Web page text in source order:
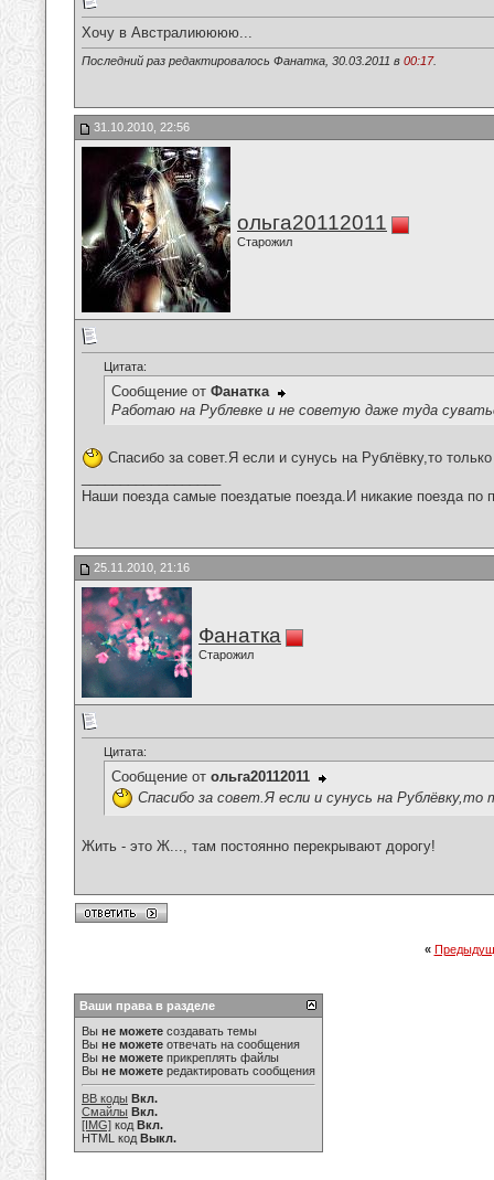
Хочу в Австралиюююю...
Последний раз редактировалось Фанатка, 30.03.2011 в 00:17.
31.10.2010, 22:56
ольга20112011
Старожил
Цитата:
Сообщение от Фанатка
Работаю на Рублевке и не советую даже туда
Спасибо за совет.Я если и сунусь на Рублёвку,то
Наши поезда самые поездатые поезда.И никакие поезда по
25.11.2010, 21:16
Фанатка
Старожил
Цитата:
Сообщение от ольга20112011
Спасибо за совет.Я если и сунусь на
Жить - это Ж..., там постоянно перекрывают дорогу!
«
Ваши права в разделе
Вы не можете создавать темы
Вы не можете отвечать на сообщения
Вы не можете прикреплять файлы
Вы не можете редактировать сообщения
BB коды Вкл.
Смайлы Вкл.
[IMG] код Вкл.
HTML код Выкл.